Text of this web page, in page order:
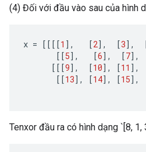
(4) Đối với đầu vào sau của hình
x = [[[[1 ] , [2] , [3] ,
[[5] , [6] , [7] ,
[[[9] , [10] , [11 ] ,
[[13] , [14] , [15] ,
Tenxor đầu ra có hình dạng `[8, 1,